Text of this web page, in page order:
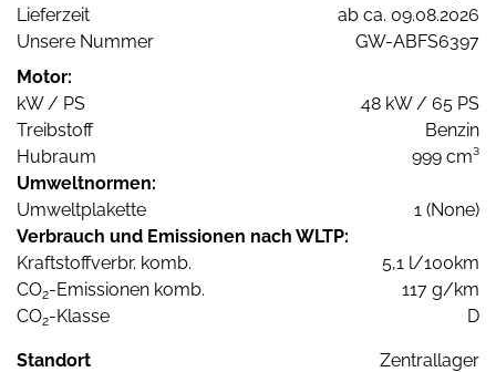
Lieferzeit
ab ca. 09.08.2026
Unsere Nummer
GW-ABFS6397
Motor:
kW / PS
48 kW / 65 PS
Treibstoff
Benzin
Hubraum
999 cm³
Umweltnormen:
Umweltplakette
1 (None)
Verbrauch und Emissionen nach WLTP:
Kraftstoffverbr. komb.
5,1 l/100km
CO2-Emissionen komb.
117 g/km
CO2-Klasse D
Standort Zentrallager